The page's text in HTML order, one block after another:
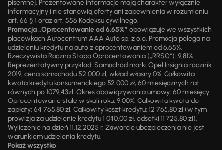
pisemnej. Prezentowane informacje mają charakter wyłącznie
informacyjny i nie stanowią oferty ani zapewnienia w rozumieniu
art. 66 § 1 oraz art. 556 Kodeksu cywilnego.
Promocja „Oprocentowanie od 6,65%” obowiązuje we wszystkich
placówkach Autocentrum AAA Auto sp. z o.o. Promocja polega na
udzieleniu kredytu na auto z oprocentowaniem od 6,65%.
Rzeczywista Roczna Stopa Oprocentowania („RRSO“): 9,81%.
Reprezentatywny przykład: Samochód marki Opel Insignia rocznik
2019, cena samochodu 52 000 zł, wkład własny 0%. Całkowita
kwota kredytu konsumenckiego 52 000 zł, 60 miesięcznych rat
równych po 1079,43zł. Okres obowiązywania umowy: 60 miesięcy.
Oprocentowanie stałe w skali roku: 9,00%. Całkowita kwota do
zapłaty: 64 765,80 zł. Całkowity koszt kredytu: 12 765,80 zł (w tym
prowizja za udzielenie kredytu 1 040,00 zł, odsetki 11 725,80 zł).
Wyliczenie na dzień 11.12.2025 r. Zawarcie ubezpieczenia nie jest
warunkiem udzielenia kredytu.
Pokaż wszystko